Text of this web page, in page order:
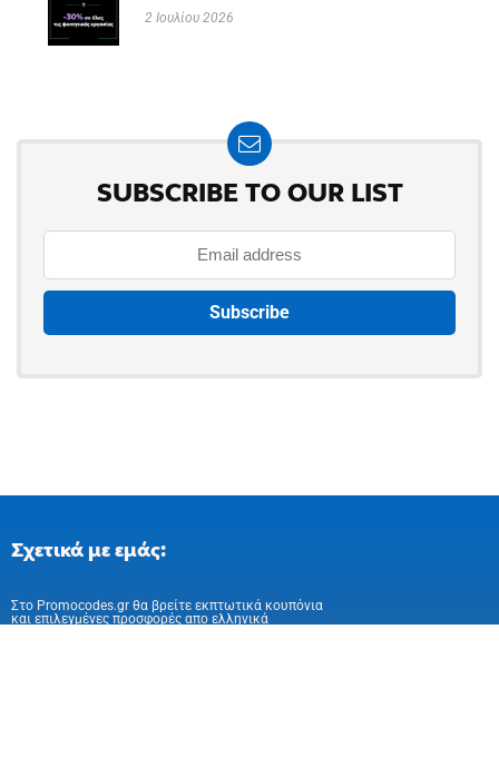
2 Ιουλίου 2026
SUBSCRIBE TO OUR LIST
Σχετικά με εμάς:
Στo Promocodes.gr θα βρείτε εκπτωτικά κουπόνια
και επιλεγμένες προσφορές απο ελληνικά